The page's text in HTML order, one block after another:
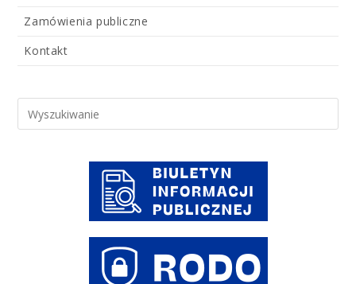
Zamówienia publiczne
Kontakt